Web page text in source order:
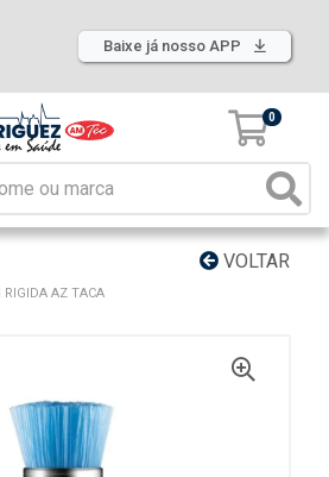
Baixe já nosso APP
0
VOLTAR
RIGIDA AZ TACA